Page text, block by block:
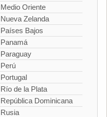
Medio Oriente
Nueva Zelanda
Países Bajos
Panamá
Paraguay
Perú
Portugal
Río de la Plata
República Dominicana
Rusia